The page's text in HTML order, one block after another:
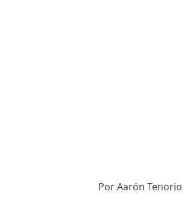
Por Aarón Tenorio